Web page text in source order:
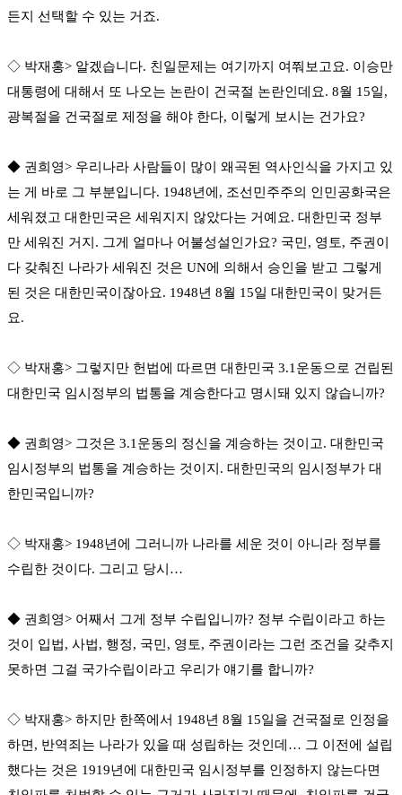
든지 선택할 수 있는 거죠.
◇ 박재홍> 알겠습니다. 친일문제는 여기까지 여쭤보고요. 이승만
대통령에 대해서 또 나오는 논란이 건국절 논란인데요. 8월 15일,
광복절을 건국절로 제정을 해야 한다, 이렇게 보시는 건가요?
◆ 권희영> 우리나라 사람들이 많이 왜곡된 역사인식을 가지고 있
는 게 바로 그 부분입니다. 1948년에, 조선민주주의 인민공화국은
세워졌고 대한민국은 세워지지 않았다는 거예요. 대한민국 정부
만 세워진 거지. 그게 얼마나 어불성설인가요? 국민, 영토, 주권이
다 갖춰진 나라가 세워진 것은 UN에 의해서 승인을 받고 그렇게
된 것은 대한민국이잖아요. 1948년 8월 15일 대한민국이 맞거든
요.
◇ 박재홍> 그렇지만 헌법에 따르면 대한민국 3.1운동으로 건립된
대한민국 임시정부의 법통을 계승한다고 명시돼 있지 않습니까?
◆ 권희영> 그것은 3.1운동의 정신을 계승하는 것이고. 대한민국
임시정부의 법통을 계승하는 것이지. 대한민국의 임시정부가 대
한민국입니까?
◇ 박재홍> 1948년에 그러니까 나라를 세운 것이 아니라 정부를
수립한 것이다. 그리고 당시…
◆ 권희영> 어째서 그게 정부 수립입니까? 정부 수립이라고 하는
것이 입법, 사법, 행정, 국민, 영토, 주권이라는 그런 조건을 갖추지
못하면 그걸 국가수립이라고 우리가 얘기를 합니까?
◇ 박재홍> 하지만 한쪽에서 1948년 8월 15일을 건국절로 인정을
하면, 반역죄는 나라가 있을 때 성립하는 것인데… 그 이전에 설립
했다는 것은 1919년에 대한민국 임시정부를 인정하지 않는다면